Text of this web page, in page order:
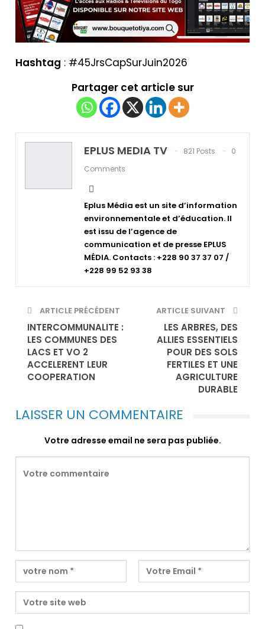
Hashtag : #45JrsCapSurJuin2026
Partager cet article sur
EPLUS MEDIA TV 821 Posts
0
Comments
Eplus Média est un site d’information
environnementale et d’éducation. Il
est issu de l’agence de
communication et de presse EPLUS
MÉDIA. Contacts : +228 90 37 37 07 /
+228 99 52 93 38
ARTICLE PRÉCÉDENT
INTERCOMMUNALITE :
LES COMMUNES DES
LACS ET VO 2
ACCELERENT LEUR
COOPERATION
ARTICLE SUIVANT
LES ARBRES, DES
ALLIES ESSENTIELS
POUR DES SOLS
FERTILES ET UNE
AGRICULTURE
DURABLE
LAISSER UN COMMENTAIRE
Votre adresse email ne sera pas publiée.